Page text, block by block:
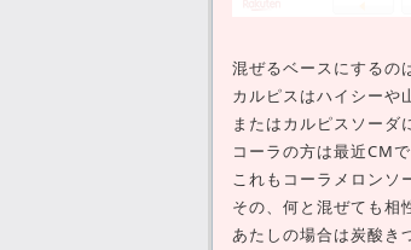
混ぜるベースにするの
カルピスはハイシーや
またはカルピスソーダ
コーラの方は最近CM
これもコーラメロンソ
その、何と混ぜても相
あたしの場合は炭酸き